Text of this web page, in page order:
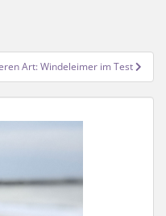
Art: Windeleimer im Test